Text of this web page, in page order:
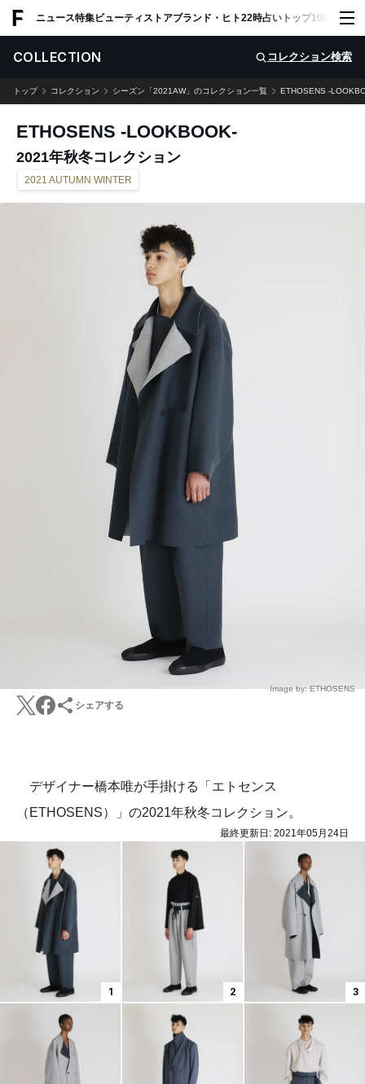
ニュース特集ビューティ ストアブランド・ヒト22時占い トップ100 スナッ
COLLECTION コレクション検索
トップ コレクション シーズン「2021AW」のコレクション一覧 ETHOSENS -
ETHOSENS -LOOKBOOK-
2021年秋冬コレクション
2021 AUTUMN WINTER
Image by: ETHOSENS
シェアする
デザイナー橋本唯が手掛ける「エトセンス
（ETHOSENS）」の2021年秋冬コレクション。
最終更新日: 2021年05月24日
1 2 3